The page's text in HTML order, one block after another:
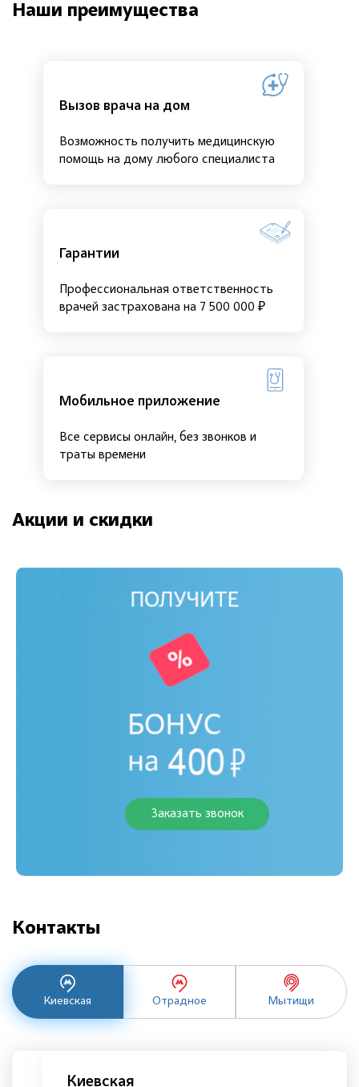
Наши преимущества
Вызов врача на дом
Возможность получить медицинскую
помощь на дому любого специалиста
Гарантии
Профессиональная ответственность
врачей застрахована на 7 500 000 ₽
Мобильное приложение
Все сервисы онлайн, без звонков и
траты времени
Акции и скидки
Заказать звонок
Контакты
Киевская Отрадное Мытищи
Киевская